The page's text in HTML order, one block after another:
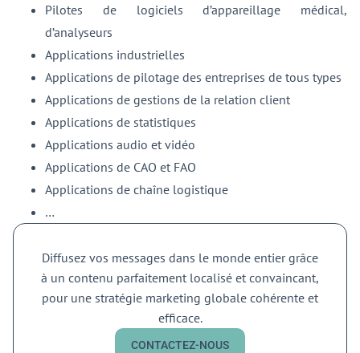
Pilotes de logiciels d’appareillage médical,
d’analyseurs
Applications industrielles
Applications de pilotage des entreprises de tous types
Applications de gestions de la relation client
Applications de statistiques
Applications audio et vidéo
Applications de CAO et FAO
Applications de chaîne logistique
…
Diffusez vos messages dans le monde entier grâce
à un contenu parfaitement localisé et convaincant,
pour une stratégie marketing globale cohérente et
efficace.
CONTACTEZ-NOUS